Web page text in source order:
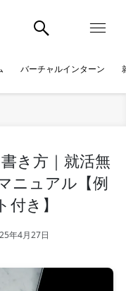
バーチャルインターン
き方｜就活無
ニュアル【例
き】
年4月27日